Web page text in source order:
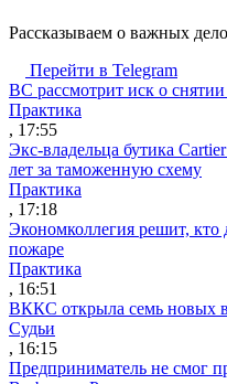
Рассказываем о важных
Перейти в Telegram
ВС рассмотрит иск о
Практика
, 17:55
Экс-владельца бутика
лет за таможенную схему
Практика
, 17:18
Экономколлегия решит,
пожаре
Практика
, 16:51
ВККС открыла семь новых
Судьи
, 16:15
Предприниматель не смог